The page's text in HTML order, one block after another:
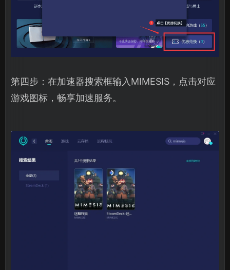
第四步：在加速器搜索框输入MIMESIS，点击对应
游戏图标，畅享加速服务。